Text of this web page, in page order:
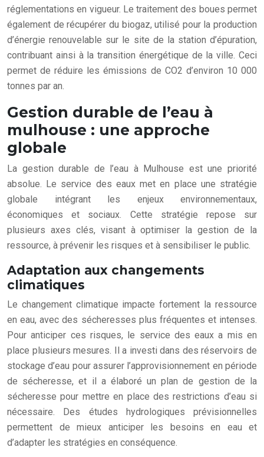
réglementations en vigueur. Le traitement des boues permet
également de récupérer du biogaz, utilisé pour la production
d’énergie renouvelable sur le site de la station d’épuration,
contribuant ainsi à la transition énergétique de la ville. Ceci
permet de réduire les émissions de CO2 d’environ 10 000
tonnes par an.
Gestion durable de l’eau à
mulhouse : une approche
globale
La gestion durable de l’eau à Mulhouse est une priorité
absolue. Le service des eaux met en place une stratégie
globale intégrant les enjeux environnementaux,
économiques et sociaux. Cette stratégie repose sur
plusieurs axes clés, visant à optimiser la gestion de la
ressource, à prévenir les risques et à sensibiliser le public.
Adaptation aux changements
climatiques
Le changement climatique impacte fortement la ressource
en eau, avec des sécheresses plus fréquentes et intenses.
Pour anticiper ces risques, le service des eaux a mis en
place plusieurs mesures. Il a investi dans des réservoirs de
stockage d’eau pour assurer l’approvisionnement en période
de sécheresse, et il a élaboré un plan de gestion de la
sécheresse pour mettre en place des restrictions d’eau si
nécessaire. Des études hydrologiques prévisionnelles
permettent de mieux anticiper les besoins en eau et
d’adapter les stratégies en conséquence.